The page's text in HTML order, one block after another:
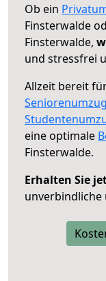
Ob ein
Finsterwalde
Finsterwalde,
und stressfrei
Allzeit bereit
Seniorenumzug
eine optimale
Finsterwalde.
Erhalten Sie
unverbindliche